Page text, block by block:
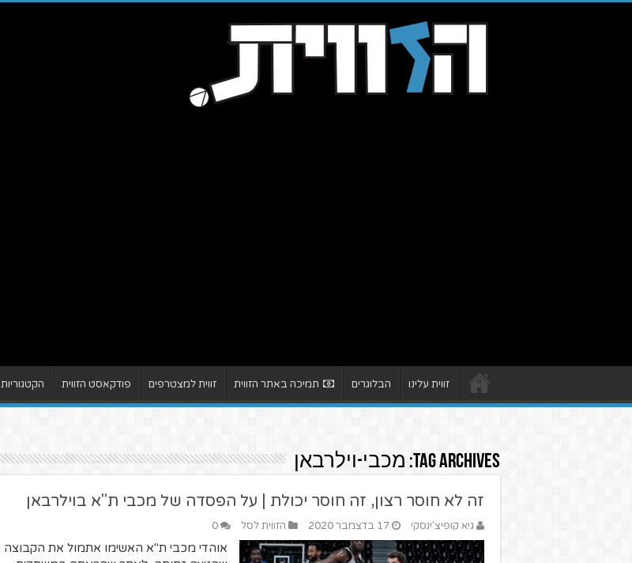
זווית עלינו הבלוגרים תמיכה באתר הזווית זווית למצטרפים פודקאסט הזווית הקטגוריות
Tag Archives: מכבי-וילרבאן
זה לא חוסר רצון, זה חוסר יכולת | על הפסדה של מכבי ת"א בוילרבאן
גיא קופיצ'ינסקי 17 בדצמבר 2020 הזווית לסל 0
אוהדי מכבי ת"א האשימו אתמול את הקבוצה